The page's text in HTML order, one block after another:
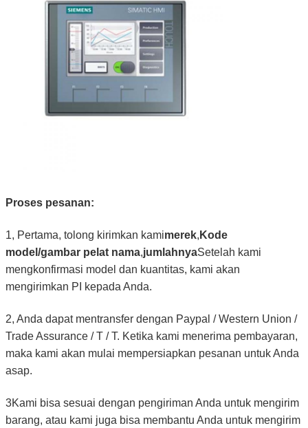
Proses pesanan:
1, Pertama, tolong kirimkan kamimerek, Kode
model/gambar pelat nama,jumlahnyaSetelah kami
mengkonfirmasi model dan kuantitas, kami akan
mengirimkan PI kepada Anda.
2, Anda dapat mentransfer dengan Paypal / Western Union /
Trade Assurance / T / T. Ketika kami menerima pembayaran,
maka kami akan mulai mempersiapkan pesanan untuk Anda
asap.
3Kami bisa sesuai dengan pengiriman Anda untuk mengirim
barang, atau kami juga bisa membantu Anda untuk mengirim